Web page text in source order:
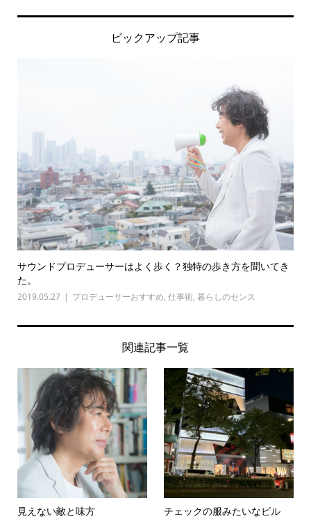
ピックアップ記事
サウンドプロデューサーはよく歩く？独特の歩き方を聞いてき
た。
2019.05.27 プロデューサーおすすめ, 仕事術, 暮らしのセンス
関連記事一覧
見えない敵と味方 チェックの服みたいなビル